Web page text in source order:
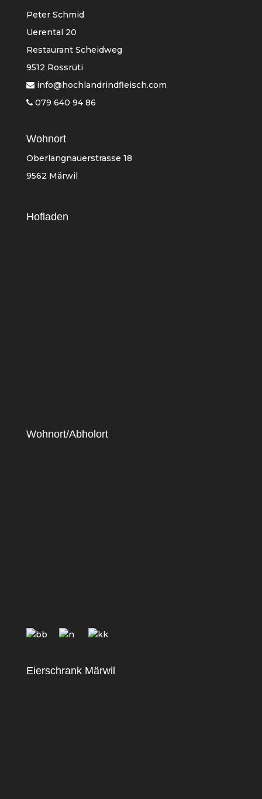
Peter Schmid
Uerental 20
Restaurant Scheidweg
9512 Rossrüti
info@hochlandrindfleisch.com
079 640 94 86
Wohnort
Oberlangnauerstrasse 18
9562 Märwil
Hofladen
Wohnort/Abholort
Eierschrank Märwil